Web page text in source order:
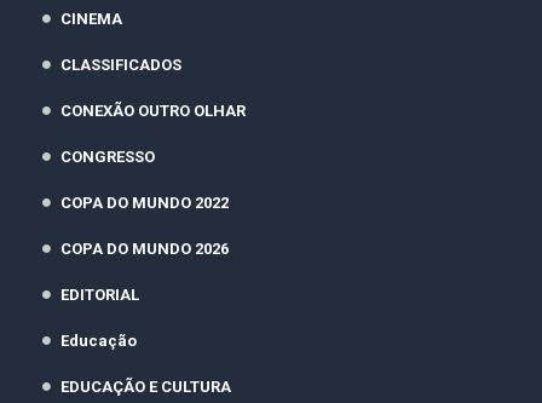
CINEMA
CLASSIFICADOS
CONEXÃO OUTRO OLHAR
CONGRESSO
COPA DO MUNDO 2022
COPA DO MUNDO 2026
EDITORIAL
Educação
EDUCAÇÃO E CULTURA